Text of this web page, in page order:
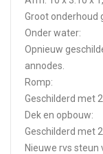
Groot onderhoud
Onder water:
Opnieuw
annodes.
Romp:
Geschilderd met
Dek en opbouw:
Geschilderd met
Nieuwe rvs steun